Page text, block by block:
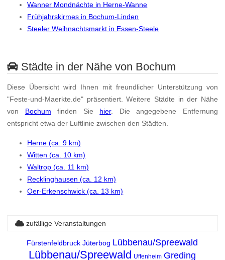
Wanner Mondnächte in Herne-Wanne
Frühjahrskirmes in Bochum-Linden
Steeler Weihnachtsmarkt in Essen-Steele
Städte in der Nähe von Bochum
Diese Übersicht wird Ihnen mit freundlicher Unterstützung von
"Feste-und-Maerkte.de" präsentiert. Weitere Städte in der Nähe
von Bochum finden Sie hier. Die angegebene Entfernung
entspricht etwa der Luftlinie zwischen den Städten.
Herne (ca. 9 km)
Witten (ca. 10 km)
Waltrop (ca. 11 km)
Recklinghausen (ca. 12 km)
Oer-Erkenschwick (ca. 13 km)
zufällige Veranstaltungen
Fürstenfeldbruck Jüterbog Lübbenau/Spreewald
Lübbenau/Spreewald Uffenheim Greding